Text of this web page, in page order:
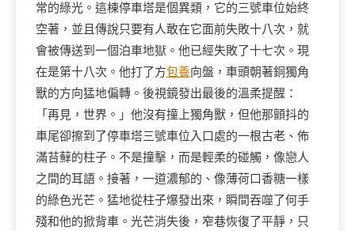
常的綠光。這棟停車塔是個異類，它的三號車位始終
空著，並且傳說只要有人敢在它面前失敗十八次，就
會被傳送到一個泊車地獄。他已經失敗了十七次。現
在是第十八次。他打了方包養向盤，車頭朝著銅獨角
獸的方向猛地偏轉。後視鏡發出最後的溫柔提醒：
「再見，世界。」他沒有撞上獨角獸，但他那顫抖的
車尾卻擦到了停車塔三號車位入口處的一根古老、佈
滿苔蘚的柱子。不是撞擊，而是輕柔的碰觸，像戀人
之間的耳語。接著，一道濃郁的、像薄荷口香糖一樣
的綠色光芒。猛地從柱子爆發出來，瞬間吞噬了何手
殘和他的掀背車。光芒消失後，窄巷恢復了平靜，只